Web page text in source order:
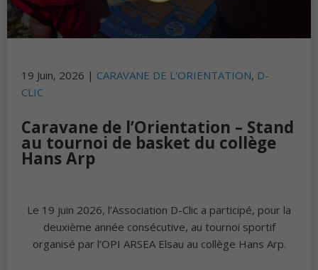
19 Juin, 2026 | CARAVANE DE L'ORIENTATION, D-
CLIC
Caravane de l’Orientation – Stand
au tournoi de basket du collège
Hans Arp
Le 19 juin 2026, l’Association D-Clic a participé, pour la
deuxième année consécutive, au tournoi sportif
organisé par l’OPI ARSEA Elsau au collège Hans Arp.
17 Juin, 2026 | DICTÉE POUR TOUS,D-CLIC
| Étape 6/6 au CSC Victor
Schoelcher
édition de la Tournée de La Dictée pour Tous à
Strasbourg, organisée par l’Association D-Clic en
partenariat avec la Ville et Eurométropole de